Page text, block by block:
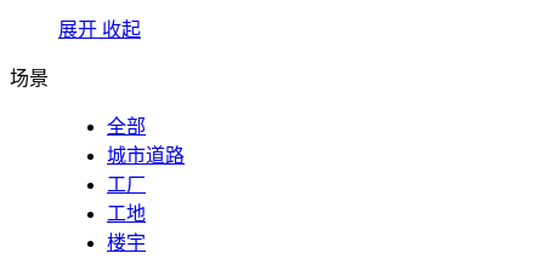
展开 收起
场景
全部
城市道路
工厂
工地
楼宇